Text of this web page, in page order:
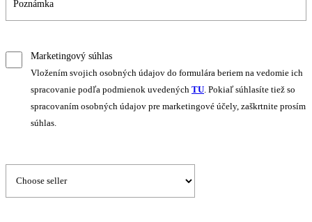
Marketingový súhlas
Vložením svojich osobných údajov do formulára beriem na vedomie ich
spracovanie podľa podmienok uvedených TU . Pokiaľ súhlasíte tiež so
spracovaním osobných údajov pre marketingové účely, zaškrtnite prosím
súhlas.